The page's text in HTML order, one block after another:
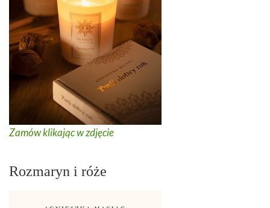
Zamów klikając w zdjęcie
Rozmaryn i róże